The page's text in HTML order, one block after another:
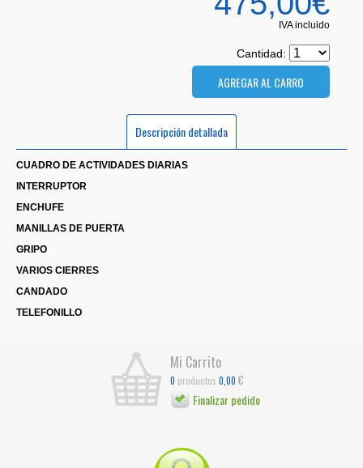
IVA incluido
Cantidad:
Descripción detallada
CUADRO DE ACTIVIDADES DIARIAS
INTERRUPTOR
ENCHUFE
MANILLAS DE PUERTA
GRIPO
VARIOS CIERRES
CANDADO
TELEFONILLO
Mi Carrito
0 productos 0,00 €
Finalizar pedido